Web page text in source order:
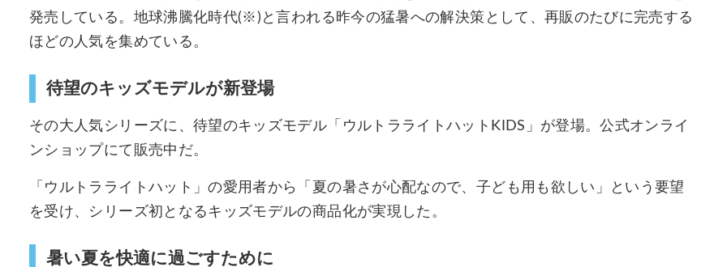
発売している。地球沸騰化時代(※)と言われる昨今の猛暑への解決策として、再販のたびに完売する
ほどの人気を集めている。
待望のキッズモデルが新登場
その大人気シリーズに、待望のキッズモデル「ウルトラライトハットKIDS」が登場。公式オンライ
ンショップにて販売中だ。
「ウルトラライトハット」の愛用者から「夏の暑さが心配なので、子ども用も欲しい」という要望
を受け、シリーズ初となるキッズモデルの商品化が実現した。
暑い夏を快適に過ごすために